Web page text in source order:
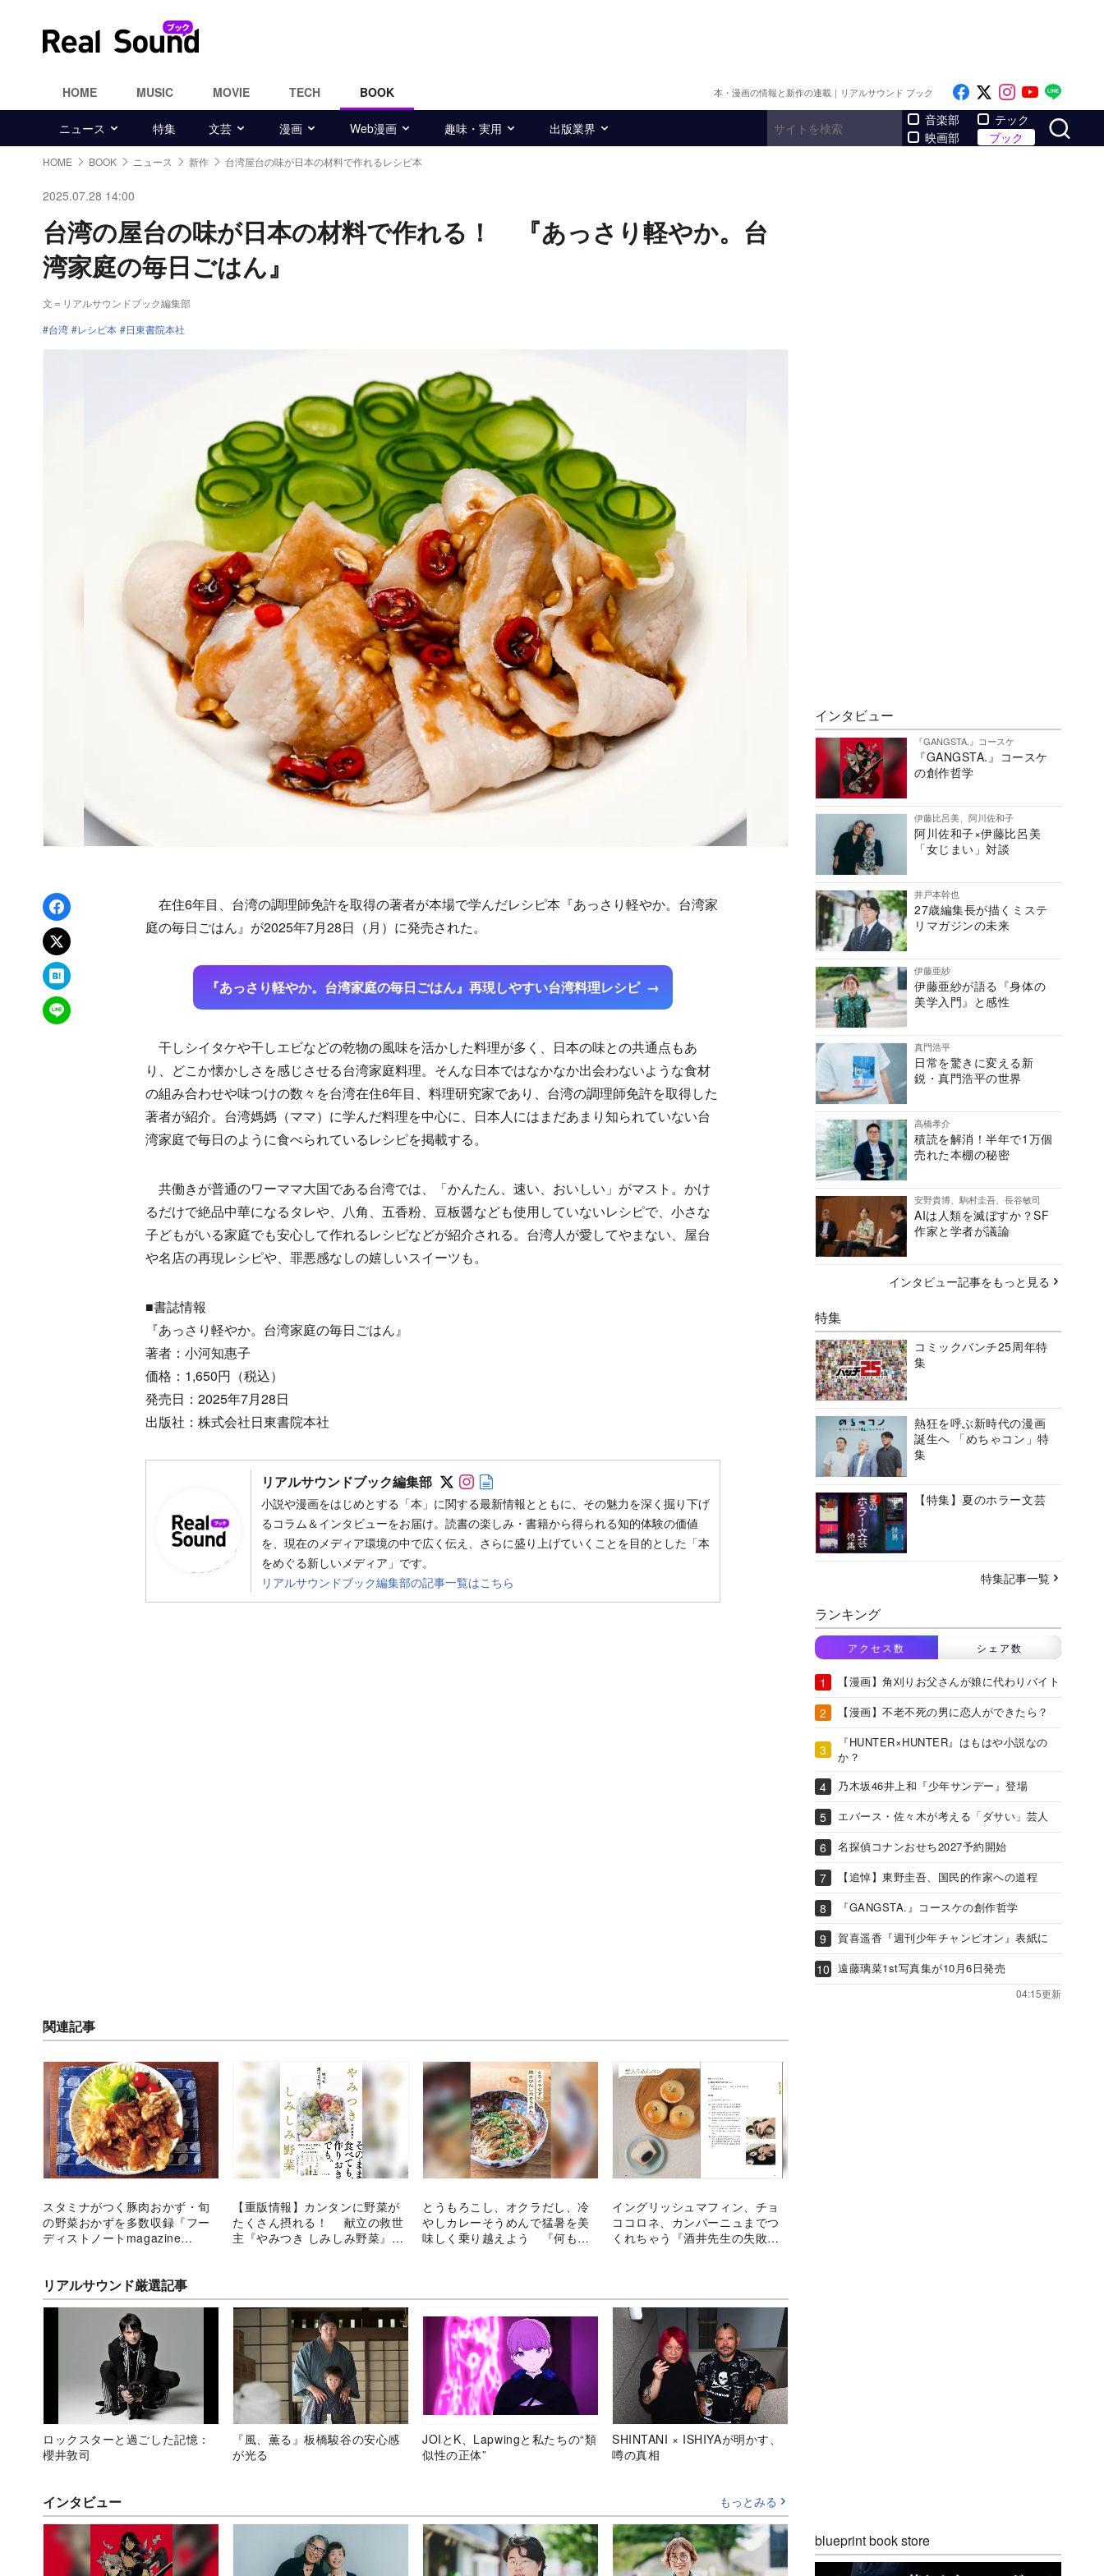
HOME MUSIC MOVIE TECH BOOK 本・漫画の情報と新作の連載｜リアルサウンド ブック Like on Facebook
Follow on x
Follow on
Follow
ニュース 特集 文芸 漫画 Web漫画 趣味・実用 出版業界
音楽部
映画部
テック
ブック
HOME BOOK ニュース 新作 台湾屋台の味が日本の材料で作れるレシピ本
2025.07.28 14:00
台湾の屋台の味が日本の材料で作れる！ 『あっさり軽やか。台
湾家庭の毎日ごはん』
文＝リアルサウンドブック編集部
台湾
レシピ本 日東書院本社
Facebookでシェア
xでポスト
はてなブックマーク
LINEで送る
在住6年目、台湾の調理師免許を取得の著者が本場で学んだレシピ本『あっさり軽やか。台湾家
庭の毎日ごはん』が2025年7月28日（月）に発売された。
『あっさり軽やか。台湾家庭の毎日ごはん』再現しやすい台湾料理レシピ
干しシイタケや干しエビなどの乾物の風味を活かした料理が多く、日本の味との共通点もあ
り、どこか懐かしさを感じさせる台湾家庭料理。そんな日本ではなかなか出会わないような食材
の組み合わせや味つけの数々を台湾在住6年目、料理研究家であり、台湾の調理師免許を取得した
著者が紹介。台湾媽媽（ママ）に学んだ料理を中心に、日本人にはまだあまり知られていない台
湾家庭で毎日のように食べられているレシピを掲載する。
共働きが普通のワーママ大国である台湾では、「かんたん、速い、おいしい」がマスト。かけ
るだけで絶品中華になるタレや、八角、五香粉、豆板醤なども使用していないレシピで、小さな
子どもがいる家庭でも安心して作れるレシピなどが紹介される。台湾人が愛してやまない、屋台
や名店の再現レシピや、罪悪感なしの嬉しいスイーツも。
■書誌情報
『あっさり軽やか。台湾家庭の毎日ごはん』
著者：小河知惠子
価格：1,650円（税込）
発売日：2025年7月28日
出版社：株式会社日東書院本社
リアルサウンドブック編集部 Follow on SNS
Follow on SNS
小説や漫画をはじめとする「本」に関する最新情報とともに、その魅力を深く掘り下げ
るコラム＆インタビューをお届け。読書の楽しみ・書籍から得られる知的体験の価値
を、現在のメディア環境の中で広く伝え、さらに盛り上げていくことを目的とした「本
をめぐる新しいメディア」です。
リアルサウンドブック編集部の記事一覧はこちら
関連記事
スタミナがつく豚肉おかず・旬
の野菜おかずを多数収録『フー
ディストノートmagazine
【重版情報】カンタンに野菜が
たくさん摂れる！ 献立の救世
主『やみつき しみしみ野菜』が
とうもろこし、オクラだし、冷
やしカレーそうめんで猛暑を美
味しく乗り越えよう 『何もし
イングリッシュマフィン、チョ
ココロネ、カンパーニュまでつ
くれちゃう『酒井先生の失敗し
リアルサウンド厳選記事
ロックスターと過ごした記憶：
櫻井敦司
『風、薫る』板橋駿谷の安心感
が光る
JOIとK、Lapwingと私たちの“類
似性の正体”
SHINTANI × ISHIYAが明かす、
噂の真相
インタビュー もっとみる
インタビュー
『GANGSTA.』コースケ
『GANGSTA.』コースケ
の創作哲学
伊藤比呂美、阿川佐和子
阿川佐和子×伊藤比呂美
「女じまい」対談
井戸本幹也
27歳編集長が描くミステ
リマガジンの未来
伊藤亜紗
伊藤亜紗が語る『身体の
美学入門』と感性
真門浩平
日常を驚きに変える新
鋭・真門浩平の世界
高橋孝介
積読を解消！半年で1万個
売れた本棚の秘密
安野貴博、駒村圭吾、長谷敏司
AIは人類を滅ぼすか？SF
作家と学者が議論
インタビュー記事をもっと見る
特集
コミックバンチ25周年特
集
熱狂を呼ぶ新時代の漫画
誕生へ 「めちゃコン」特
集
【特集】夏のホラー文芸
特集記事一覧
ランキング
アクセス数 シェア数
【漫画】角刈りお父さんが娘に代わりバイト
【漫画】不老不死の男に恋人ができたら？
『HUNTER×HUNTER』はもはや小説なの
か？
乃木坂46井上和『少年サンデー』登場
エバース・佐々木が考える「ダサい」芸人
名探偵コナンおせち2027予約開始
【追悼】東野圭吾、国民的作家への道程
『GANGSTA.』コースケの創作哲学
賀喜遥香『週刊少年チャンピオン』表紙に
遠藤璃菜1st写真集が10月6日発売
04:15更新
blueprint book store